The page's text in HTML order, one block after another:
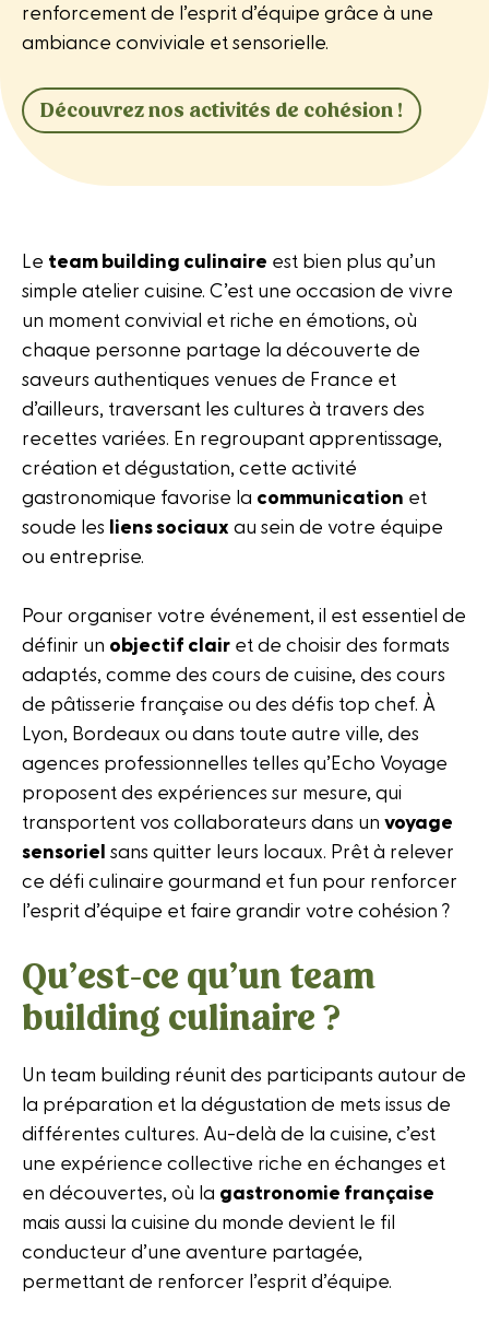
renforcement de l’esprit d’équipe grâce à une
ambiance conviviale et sensorielle.
Découvrez nos activités de cohésion !
Le team building culinaire est bien plus qu’un
simple atelier cuisine. C’est une occasion de vivre
un moment convivial et riche en émotions, où
chaque personne partage la découverte de
saveurs authentiques venues de France et
d’ailleurs, traversant les cultures à travers des
recettes variées. En regroupant apprentissage,
création et dégustation, cette activité
gastronomique favorise la communication et
soude les liens sociaux au sein de votre équipe
ou entreprise.
Pour organiser votre événement, il est essentiel de
définir un objectif clair et de choisir des formats
adaptés, comme des cours de cuisine, des cours
de pâtisserie française ou des défis top chef. À
Lyon, Bordeaux ou dans toute autre ville, des
agences professionnelles telles qu’Echo Voyage
proposent des expériences sur mesure, qui
transportent vos collaborateurs dans un voyage
sensoriel sans quitter leurs locaux. Prêt à relever
ce défi culinaire gourmand et fun pour renforcer
l’esprit d’équipe et faire grandir votre cohésion ?
Qu’est-ce qu’un team
building culinaire ?
Un team building réunit des participants autour de
la préparation et la dégustation de mets issus de
différentes cultures. Au-delà de la cuisine, c’est
une expérience collective riche en échanges et
en découvertes, où la gastronomie française
mais aussi la cuisine du monde devient le fil
conducteur d’une aventure partagée,
permettant de renforcer l’esprit d’équipe.